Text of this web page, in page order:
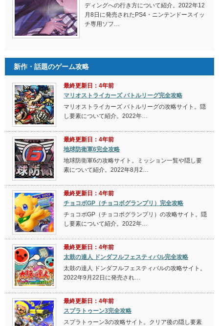
ディングへの行き方について紹介。2022年12
月8日に発売されたPS4・ニンテンドースイッ
チ専用ソフ…
新作・話題のゲーム攻略
最終更新日：4年前
マリオストライカーズ バトルリーグ完全攻略
マリオストライカーズ バトルリーグの攻略サイト。隠
し要素について紹介。2022年…
最終更新日：4年前
地球防衛軍6完全攻略
地球防衛軍6の攻略サイト。ミッション一覧や隠し要
素について紹介。2022年8月2…
最終更新日：4年前
チョコボGP（チョコボグランプリ）完全攻略
チョコボGP（チョコボグランプリ）の攻略サイト。隠
し要素について紹介。2022年…
最終更新日：4年前
太鼓の達人 ドンダフルフェスティバル完全攻略
太鼓の達人 ドンダフルフェスティバルの攻略サイト。
2022年9月22日に発売され…
最終更新日：4年前
スプラトゥーン3完全攻略
スプラトゥーン3の攻略サイト。クリア後の隠し要素